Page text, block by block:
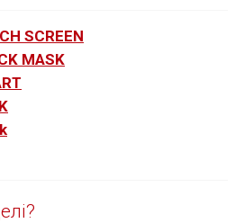
SCREEN
MASK